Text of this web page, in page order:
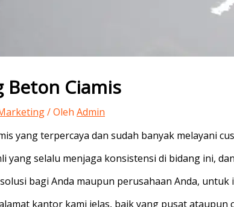
Beton Ciamis
/ Oleh Admin
yang terpercaya dan sudah banyak melayani
yang selalu menjaga konsistensi di bidang ini,
bagi Anda maupun perusahaan Anda,
kantor kami jelas, baik yang pusat ataupun